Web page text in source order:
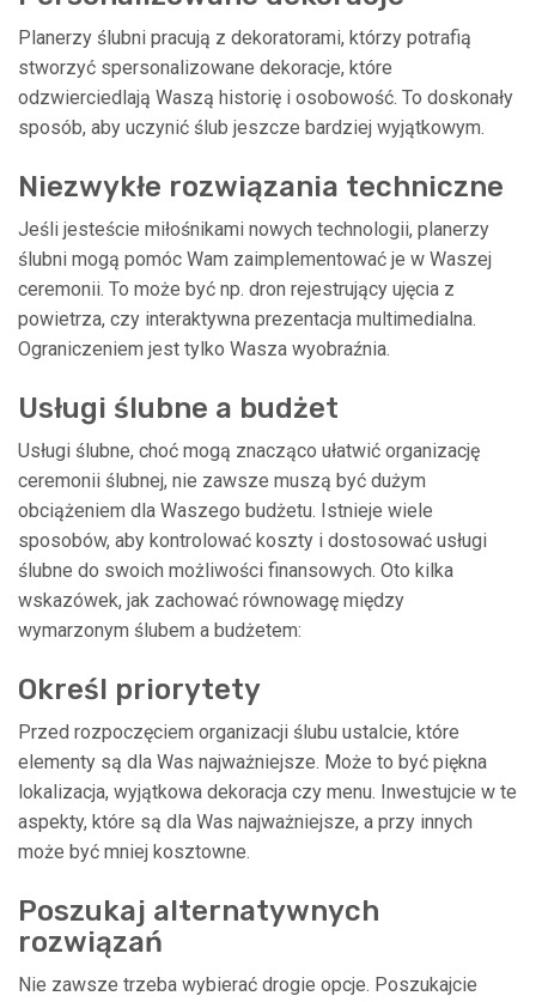
Planerzy ślubni pracują z dekoratorami, którzy potrafią
stworzyć spersonalizowane dekoracje, które
odzwierciedlają Waszą historię i osobowość. To doskonały
sposób, aby uczynić ślub jeszcze bardziej wyjątkowym.
Niezwykłe rozwiązania techniczne
Jeśli jesteście miłośnikami nowych technologii, planerzy
ślubni mogą pomóc Wam zaimplementować je w Waszej
ceremonii. To może być np. dron rejestrujący ujęcia z
powietrza, czy interaktywna prezentacja multimedialna.
Ograniczeniem jest tylko Wasza wyobraźnia.
Usługi ślubne a budżet
Usługi ślubne, choć mogą znacząco ułatwić organizację
ceremonii ślubnej, nie zawsze muszą być dużym
obciążeniem dla Waszego budżetu. Istnieje wiele
sposobów, aby kontrolować koszty i dostosować usługi
ślubne do swoich możliwości finansowych. Oto kilka
wskazówek, jak zachować równowagę między
wymarzonym ślubem a budżetem:
Określ priorytety
Przed rozpoczęciem organizacji ślubu ustalcie, które
elementy są dla Was najważniejsze. Może to być piękna
lokalizacja, wyjątkowa dekoracja czy menu. Inwestujcie w te
aspekty, które są dla Was najważniejsze, a przy innych
może być mniej kosztowne.
Poszukaj alternatywnych
rozwiązań
Nie zawsze trzeba wybierać drogie opcje. Poszukajcie